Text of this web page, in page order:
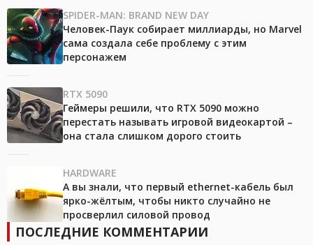
SPIDER-MAN: BRAND NEW DAY
Человек-Паук собирает миллиарды, но Marvel
сама создала себе проблему с этим
персонажем
RTX 5090
Геймеры решили, что RTX 5090 можно
перестать называть игровой видеокартой –
она стала слишком дорого стоить
HARDWARE
А вы знали, что первый ethernet-кабель был
ярко-жёлтым, чтобы никто случайно не
просверлил силовой провод
ПОСЛЕДНИЕ КОММЕНТАРИИ